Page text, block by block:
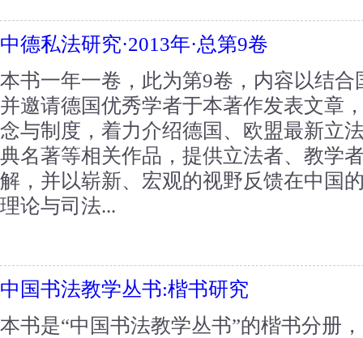
中德私法研究·2013年·总第9卷
本书一年一卷，此为第9卷，内容以结
并邀请德国优秀学者于本著作发表文章
念与制度，着力介绍德国、欧盟最新立
典名著等相关作品，提供立法者、教学
解，并以崭新、宏观的视野反馈在中国
理论与司法...
中国书法教学丛书:楷书研究
本书是“中国书法教学丛书”的楷书分册